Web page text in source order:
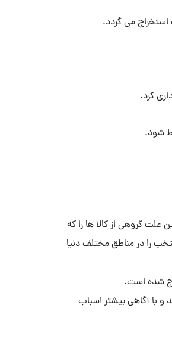
کرد.
شود.
علت گروهی از کالا ها را که
را در مناطق مختلف دنیا
و با آگاهی بیشتر اسباب